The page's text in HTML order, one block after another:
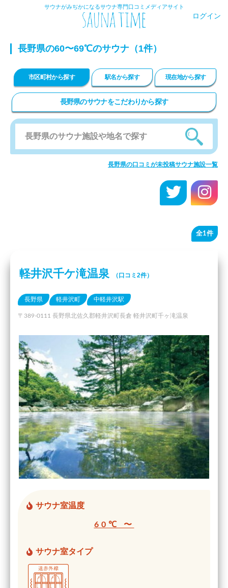
サウナがみぢかになるサウナ専門口コミメディアサイト
ログイン
長野県の60〜69℃のサウナ（1件）
市区町村から探す 駅名から探す 現在地から探す
長野県のサウナをこだわりから探す
長野県の口コミが未投稿サウナ施設一覧
全1件
軽井沢千ケ滝温泉 （口コミ2件）
長野県 軽井沢町 中軽井沢駅
〒389-0111 長野県北佐久郡軽井沢町長倉 軽井沢町千ヶ滝温泉
サウナ室温度
60℃ 〜
サウナ室タイプ